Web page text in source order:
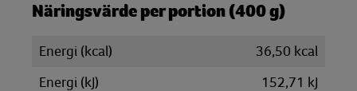
Näringsvärde per portion (400 g)
Energi (kcal)
36,50 kcal
Energi (kJ)
152,71 kJ